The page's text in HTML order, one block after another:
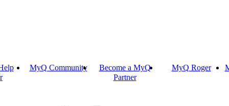
MyQ Community
Become a MyQ
Partner
MyQ Roger